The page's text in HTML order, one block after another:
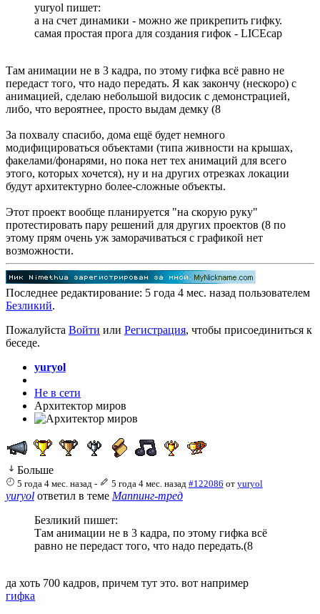
yuryol пишет:
а на счет динамики - можно же прикрепить гифку.
самая простая прога для создания гифок - LICEcap
Там анимации не в 3 кадра, по этому гифка всё равно не
передаст того, что надо передать. Я как закончу (нескоро) с
анимацией, сделаю небольшой видосик с демонстрацией,
либо, что вероятнее, просто выдам демку (8
За похвалу спасибо, дома ещё будет немного
модифицироваться объектами (типа живности на крышах,
факелами/фонарями, но пока нет тех анимаций для всего
этого, которых хочется), ну и на других отрезках локации
будут архитектурно более-сложные объекты.
Этот проект вообще планируется "на скорую руку"
протестировать пару решений для других проектов (8 по
этому прям очень уж заморачиваться с графикой нет
возможности.
Последнее редактирование: 5 года 4 мес. назад пользователем
Безликий.
Пожалуйста Войти или Регистрация, чтобы присоединиться к
беседе.
yuryol
Не в сети
Архитектор миров
Больше
5 года 4 мес. назад - 5 года 4 мес. назад #122086 от yuryol
yuryol ответил в теме Маппинг-тред
Безликий пишет:
Там анимации не в 3 кадра, по этому гифка всё
равно не передаст того, что надо передать.(8
да хоть 700 кадров, причем тут это. вот например
гифка